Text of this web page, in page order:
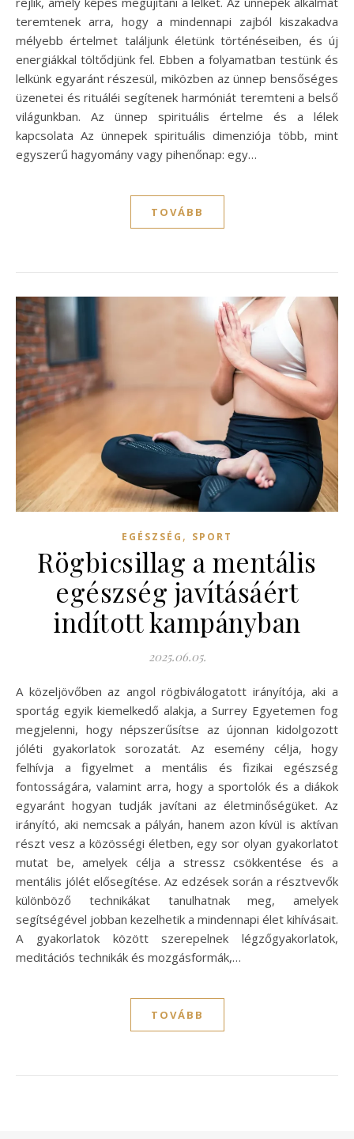
teremtenek arra, hogy a mindennapi zajból kiszakadva
mélyebb értelmet találjunk életünk történéseiben, és új
energiákkal töltődjünk fel. Ebben a folyamatban testünk és
lelkünk egyaránt részesül, miközben az ünnep bensőséges
üzenetei és rituáléi segítenek harmóniát teremteni a belső
világunkban. Az ünnep spirituális értelme és a lélek
kapcsolata Az ünnepek spirituális dimenziója több, mint
egyszerű hagyomány vagy pihenőnap: egy…
TOVÁBB
EGÉSZSÉG , SPORT
Rögbicsillag a mentális
egészség javításáért
indított kampányban
2025.06.05.
A közeljövőben az angol rögbiválogatott irányítója, aki a
sportág egyik kiemelkedő alakja, a Surrey Egyetemen fog
megjelenni, hogy népszerűsítse az újonnan kidolgozott
jóléti gyakorlatok sorozatát. Az esemény célja, hogy
felhívja a figyelmet a mentális és fizikai egészség
fontosságára, valamint arra, hogy a sportolók és a diákok
egyaránt hogyan tudják javítani az életminőségüket. Az
irányító, aki nemcsak a pályán, hanem azon kívül is aktívan
részt vesz a közösségi életben, egy sor olyan gyakorlatot
mutat be, amelyek célja a stressz csökkentése és a
mentális jólét elősegítése. Az edzések során a résztvevők
különböző technikákat tanulhatnak meg, amelyek
segítségével jobban kezelhetik a mindennapi élet kihívásait.
A gyakorlatok között szerepelnek légzőgyakorlatok,
meditációs technikák és mozgásformák,…
TOVÁBB